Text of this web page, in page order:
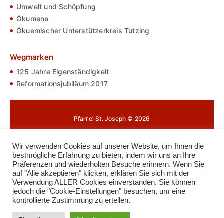
Umwelt und Schöpfung
Ökumene
Ökuemischer Unterstützerkreis Tutzing
Wegmarken
125 Jahre Eigenständigkeit
Reformationsjubiläum 2017
Pfarrei St. Joseph © 2026
Datenschutz
Cookie-Richtlinie
Kontakt
Wir verwenden Cookies auf unserer Website, um Ihnen die
bestmögliche Erfahrung zu bieten, indem wir uns an Ihre
Präferenzen und wiederholten Besuche erinnern. Wenn Sie
auf "Alle akzeptieren" klicken, erklären Sie sich mit der
Verwendung ALLER Cookies einverstanden. Sie können
jedoch die "Cookie-Einstellungen" besuchen, um eine
kontrollierte Zustimmung zu erteilen.